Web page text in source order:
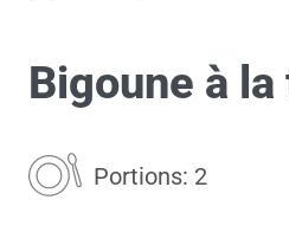
Bigoune à
Portions: 2